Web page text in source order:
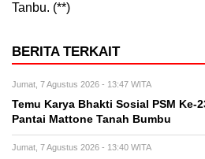
Tanbu. (**)
BERITA TERKAIT
Jumat, 7 Agustus 2026 - 13:47 WITA
Temu Karya Bhakti Sosial PSM Ke-
Pantai Mattone Tanah Bumbu
Jumat, 7 Agustus 2026 - 13:40 WITA